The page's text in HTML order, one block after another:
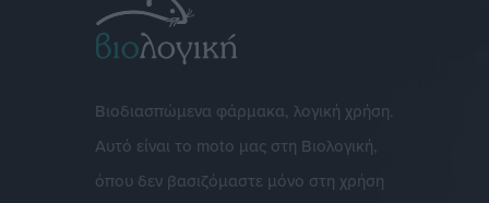
Βιοδιασπώμενα φάρμακα, λογική χρήση.
Αυτό είναι το moto μας στη Βιολογική,
όπου δεν βασιζόμαστε μόνο στη χρήση